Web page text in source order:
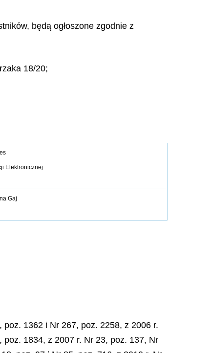
będą ogłoszone zgodnie z
18/20;
Elektronicznej
Gaj
poz. 1362 i Nr 267, poz. 2258, z 2006 r.
1834, z 2007 r. Nr 23, poz. 137, Nr